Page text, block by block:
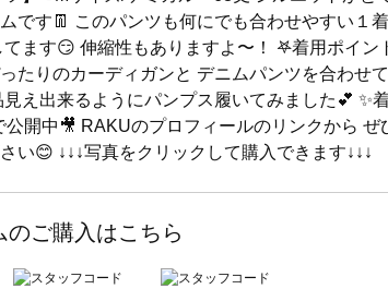
です👖 このパンツも何にでも合わせやすい１
ます😏 伸縮性もありますよ〜！ 𖤐着用ポイン
たりのカーディガンと デニムパンツを合わせ
見え出来るようにパンプス履いてみました💕 ✨
公開中🎥 RAKUのプロフィールのリンクから ぜ
い😊 ↓↓↓写真をクリックして購入できます↓↓↓
のご購入はこちら